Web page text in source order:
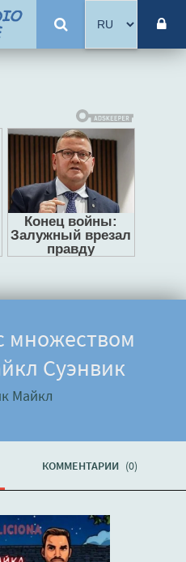
множеством
Суэнвик
Майкл
КОММЕНТАРИИ (0)